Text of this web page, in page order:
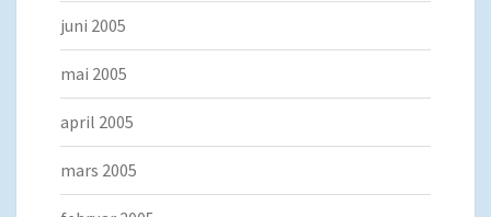
juni 2005
mai 2005
april 2005
mars 2005